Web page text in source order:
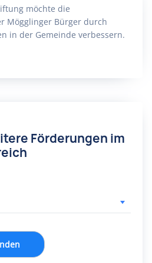
möchte die
Mögglinger Bürger durch
in der Gemeinde verbessern.
Förderungen im